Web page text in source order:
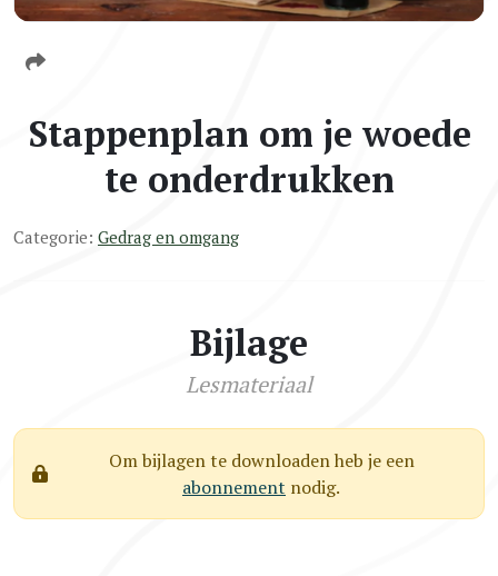
Stappenplan om je woede
te onderdrukken
Categorie: Gedrag en omgang
Bijlage
Lesmateriaal
Om bijlagen te downloaden heb je een
abonnement nodig.